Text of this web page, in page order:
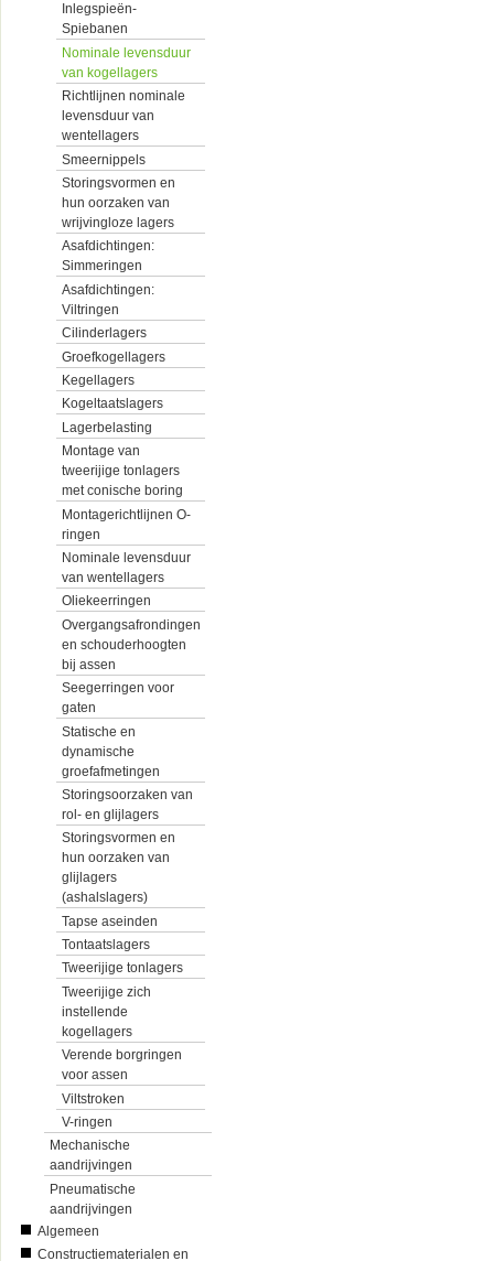
Inlegspieën-
Spiebanen
Nominale levensduur
van kogellagers
Richtlijnen nominale
levensduur van
wentellagers
Smeernippels
Storingsvormen en
hun oorzaken van
wrijvingloze lagers
Asafdichtingen:
Simmeringen
Asafdichtingen:
Viltringen
Cilinderlagers
Groefkogellagers
Kegellagers
Kogeltaatslagers
Lagerbelasting
Montage van
tweerijige tonlagers
met conische boring
Montagerichtlijnen O-
ringen
Nominale levensduur
van wentellagers
Oliekeerringen
Overgangsafrondingen
en schouderhoogten
bij assen
Seegerringen voor
gaten
Statische en
dynamische
groefafmetingen
Storingsoorzaken van
rol- en glijlagers
Storingsvormen en
hun oorzaken van
glijlagers
(ashalslagers)
Tapse aseinden
Tontaatslagers
Tweerijige tonlagers
Tweerijige zich
instellende
kogellagers
Verende borgringen
voor assen
Viltstroken
V-ringen
Mechanische
aandrijvingen
Pneumatische
aandrijvingen
Algemeen
Constructiematerialen en